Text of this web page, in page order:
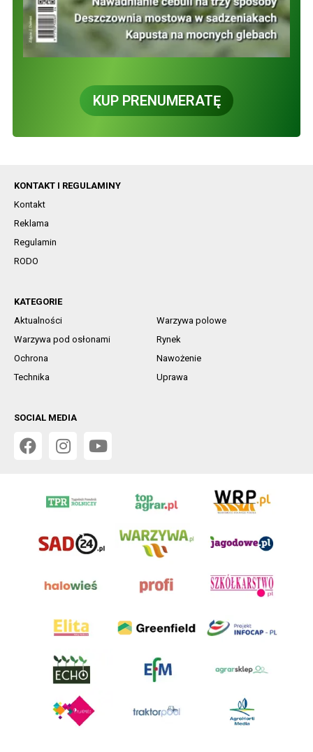
KUP PRENUMERATĘ
KONTAKT I REGULAMINY
Kontakt
Reklama
Regulamin
RODO
KATEGORIE
Aktualności
Warzywa polowe
Warzywa pod osłonami
Rynek
Ochrona
Nawożenie
Technika
Uprawa
SOCIAL MEDIA